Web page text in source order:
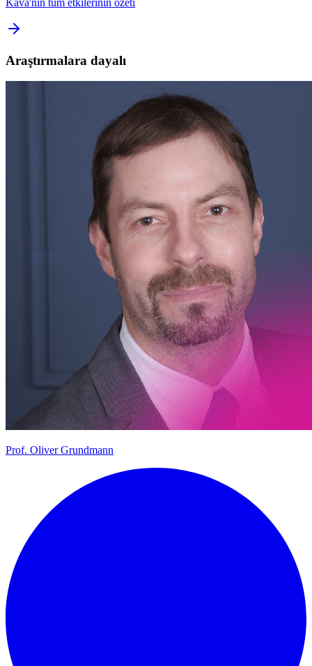
Kava'nın tüm etkilerinin özeti
Araştırmalara dayalı
Prof. Oliver Grundmann